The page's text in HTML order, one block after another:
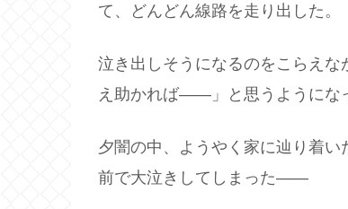
て、どんどん線路を走り出した。
泣き出しそうになるのをこらえ
え助かれば――」と思うようにな
夕闇の中、ようやく家に辿り着
前で大泣きしてしまった――